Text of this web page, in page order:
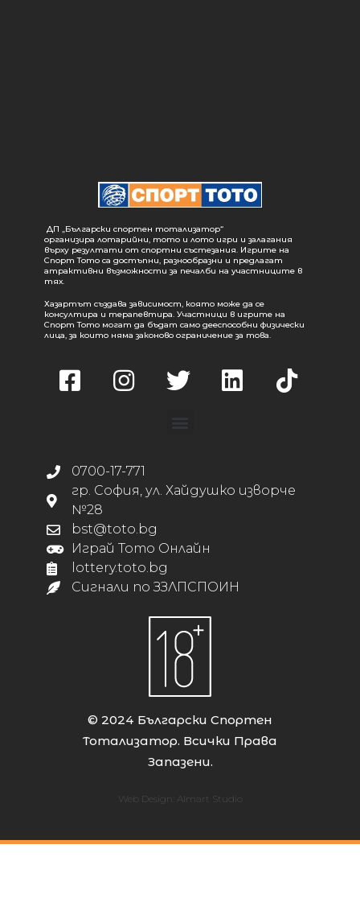
ДП „Български спортен тотализатор“
организира лотарийни, тото и лото игри и залагания
върху резултати от спортни състезания. Игрите на
Спорт Тото са достъпни, разнообразни и предлагат
атрактивни възможности за печалби на участниците в
тях.
Хазартът създава зависимост, която може да се
консултира и терапевтира. Участници в игрите на
Спорт Тото могат да бъдат само дееспособни физически
лица, за които няма законово ограничение за това.
0700-17-771
гр. София, ул. Хайдушко изворче
№28
bst@toto.bg
Играй Тото Онлайн
lottery.toto.bg
Сигнали по ЗЗЛПСПОИН
© 2024 Български Спортен
Тотализатор. Всички Права
Запазени.
Web Design: Almart Studio